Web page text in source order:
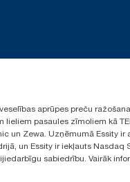
aprūpes preču
pasaules zīmoliem kā
un Zewa. Uzņēmumā Essity
un Essity ir iekļauts
sabiedrību. Vairāk